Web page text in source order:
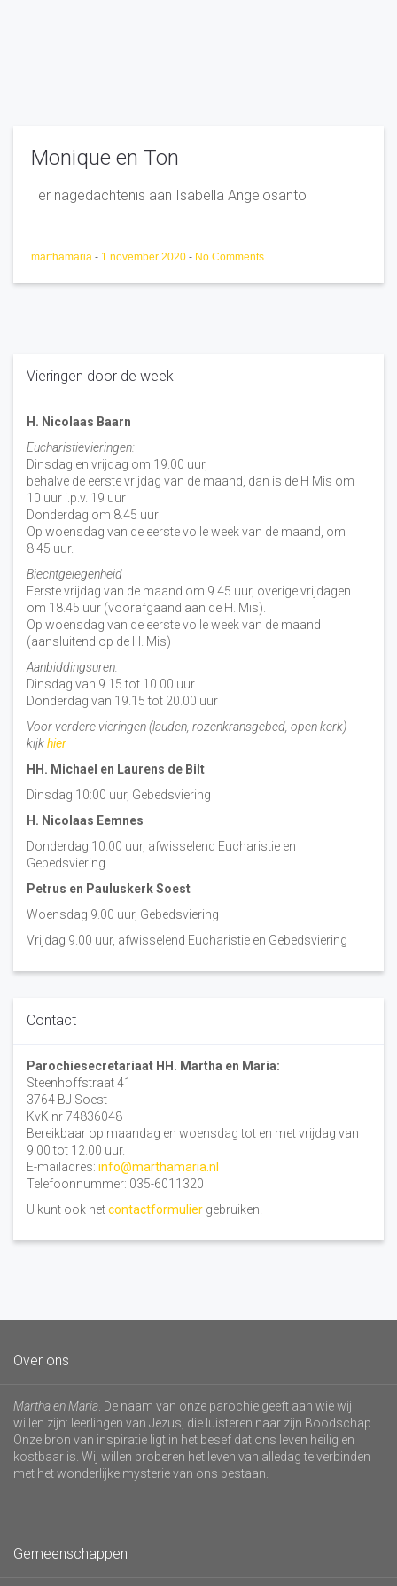
Monique en Ton
Ter nagedachtenis aan Isabella Angelosanto
marthamaria - 1 november 2020 - No Comments
Vieringen door de week
H. Nicolaas Baarn
Eucharistievieringen:
Dinsdag en vrijdag om 19.00 uur,
behalve de eerste vrijdag van de maand, dan is de H Mis om
10 uur i.p.v. 19 uur
Donderdag om 8.45 uur|
Op woensdag van de eerste volle week van de maand, om
8:45 uur.
Biechtgelegenheid
Eerste vrijdag van de maand om 9.45 uur, overige vrijdagen
om 18.45 uur (voorafgaand aan de H. Mis).
Op woensdag van de eerste volle week van de maand
(aansluitend op de H. Mis)
Aanbiddingsuren:
Dinsdag van 9.15 tot 10.00 uur
Donderdag van 19.15 tot 20.00 uur
Voor verdere vieringen (lauden, rozenkransgebed, open kerk)
kijkhier
HH. Michael en Laurens de Bilt
Dinsdag 10:00 uur, Gebedsviering
H. Nicolaas Eemnes
Donderdag 10.00 uur, afwisselend Eucharistie en
Gebedsviering
Petrus en Pauluskerk Soest
Woensdag 9.00 uur, Gebedsviering
Vrijdag 9.00 uur, afwisselend Eucharistie en Gebedsviering
Contact
Parochiesecretariaat HH. Martha en Maria:
Steenhoffstraat 41
3764 BJ Soest
KvK nr 74836048
Bereikbaar op maandag en woensdag tot en met vrijdag van
9.00 tot 12.00 uur.
E-mailadres: info@marthamaria.nl
Telefoonnummer: 035-6011320
U kunt ook hetcontactformulier gebruiken.
Over ons
Martha en Maria . De naam van onze parochie geeft aan wie wij
willen zijn: leerlingen van Jezus, die luisteren naar zijn Boodschap.
Onze bron van inspiratie ligt in het besef dat ons leven heilig en
kostbaar is. Wij willen proberen het leven van alledag te verbinden
met het wonderlijke mysterie van ons bestaan.
Gemeenschappen